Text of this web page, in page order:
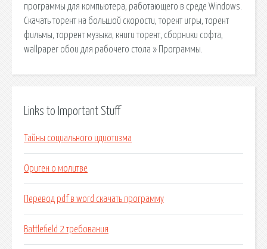
программы для компьютера, работающего в среде Windows.
Скачать торент на большой скорости, торент игры, торент
фильмы, торрент музыка, книги торент, сборники софта,
wallpaper обои для рабочего стола » Программы.
Links to Important Stuff
Тайны социального идиотизма
Ориген о молитве
Перевод pdf в word скачать программу
Battlefield 2 требования